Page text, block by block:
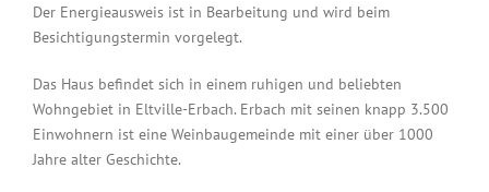
Der Energieausweis ist in Bearbeitung und wird beim
Besichtigungstermin vorgelegt.
Das Haus befindet sich in einem ruhigen und beliebten
Wohngebiet in Eltville-Erbach. Erbach mit seinen knapp 3.500
Einwohnern ist eine Weinbaugemeinde mit einer über 1000
Jahre alter Geschichte.